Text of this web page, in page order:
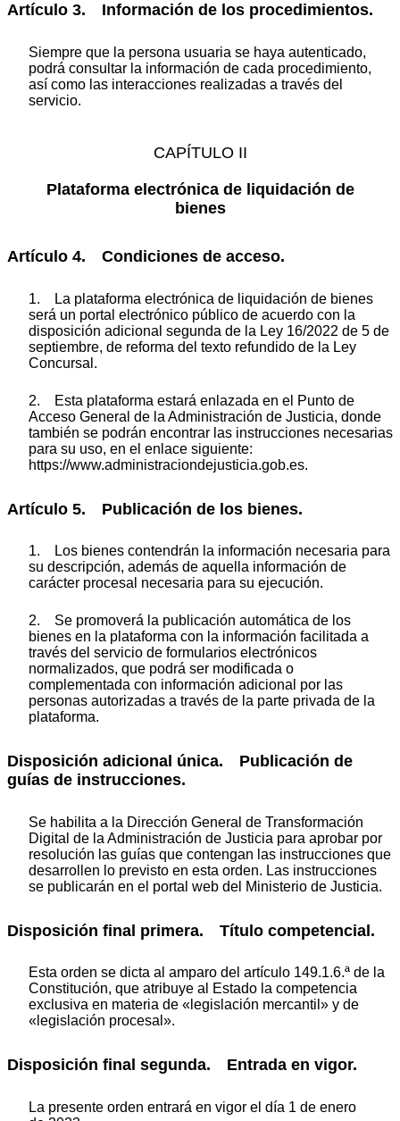
Artículo 3. Información de los procedimientos.
Siempre que la persona usuaria se haya autenticado,
podrá consultar la información de cada procedimiento,
así como las interacciones realizadas a través del
servicio.
CAPÍTULO II
Plataforma electrónica de liquidación de
bienes
Artículo 4. Condiciones de acceso.
1. La plataforma electrónica de liquidación de bienes
será un portal electrónico público de acuerdo con la
disposición adicional segunda de la Ley 16/2022 de 5 de
septiembre, de reforma del texto refundido de la Ley
Concursal.
2. Esta plataforma estará enlazada en el Punto de
Acceso General de la Administración de Justicia, donde
también se podrán encontrar las instrucciones necesarias
para su uso, en el enlace siguiente:
https://www.administraciondejusticia.gob.es.
Artículo 5. Publicación de los bienes.
1. Los bienes contendrán la información necesaria para
su descripción, además de aquella información de
carácter procesal necesaria para su ejecución.
2. Se promoverá la publicación automática de los
bienes en la plataforma con la información facilitada a
través del servicio de formularios electrónicos
normalizados, que podrá ser modificada o
complementada con información adicional por las
personas autorizadas a través de la parte privada de la
plataforma.
Disposición adicional única. Publicación de
guías de instrucciones.
Se habilita a la Dirección General de Transformación
Digital de la Administración de Justicia para aprobar por
resolución las guías que contengan las instrucciones que
desarrollen lo previsto en esta orden. Las instrucciones
se publicarán en el portal web del Ministerio de Justicia.
Disposición final primera. Título competencial.
Esta orden se dicta al amparo del artículo 149.1.6.ª de la
Constitución, que atribuye al Estado la competencia
exclusiva en materia de «legislación mercantil» y de
«legislación procesal».
Disposición final segunda. Entrada en vigor.
La presente orden entrará en vigor el día 1 de enero